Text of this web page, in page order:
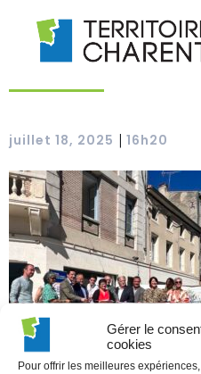
Gérer le
cookies
Pour offrir les meilleures
juillet 18, 2025 | 16h20